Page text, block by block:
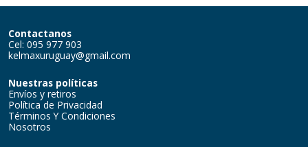
Contactanos
Cel: 095 977 903
kelmaxuruguay@gmail.com
Nuestras políticas
Envíos y retiros
Política de Privacidad
Términos Y Condiciones
Nosotros